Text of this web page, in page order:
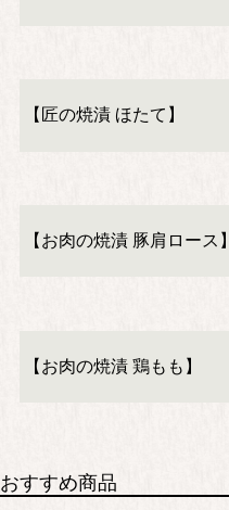
【匠の焼漬 ほたて】
【お肉の焼漬 豚肩ロース】
【お肉の焼漬 鶏もも】
おすすめ商品